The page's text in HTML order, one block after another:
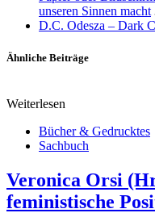
unseren Sinnen macht
D.C. Odesza – Dark
Ähnliche Beiträge
Weiterlesen
Bücher & Gedrucktes
Sachbuch
Veronica Orsi
feministische